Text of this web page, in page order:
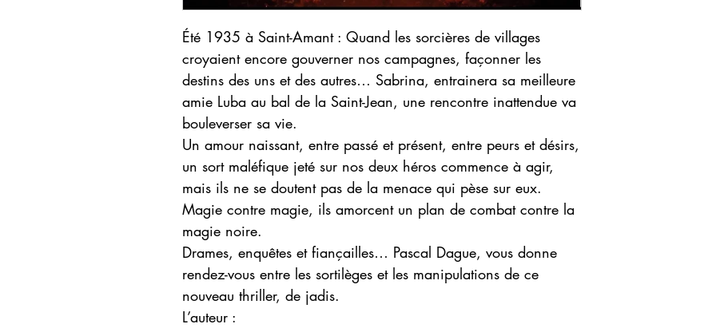
Été 1935 à Saint-Amant : Quand les sorcières de villages
croyaient encore gouverner nos campagnes, façonner les
destins des uns et des autres… Sabrina, entrainera sa meilleure
amie Luba au bal de la Saint-Jean, une rencontre inattendue va
bouleverser sa vie.
Un amour naissant, entre passé et présent, entre peurs et désirs,
un sort maléfique jeté sur nos deux héros commence à agir,
mais ils ne se doutent pas de la menace qui pèse sur eux.
Magie contre magie, ils amorcent un plan de combat contre la
magie noire.
Drames, enquêtes et fiançailles… Pascal Dague, vous donne
rendez-vous entre les sortilèges et les manipulations de ce
nouveau thriller, de jadis.
L’auteur :